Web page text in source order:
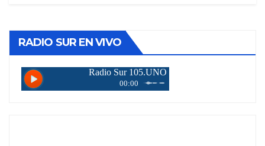
RADIO SUR EN VIVO